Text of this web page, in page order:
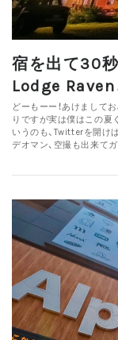
宿を出て30
Lodge Raven
どーもーー！あけまして
りですが実は僕はこの夏
いうのも、Twitterを開け
デオマン、空撮も出来て